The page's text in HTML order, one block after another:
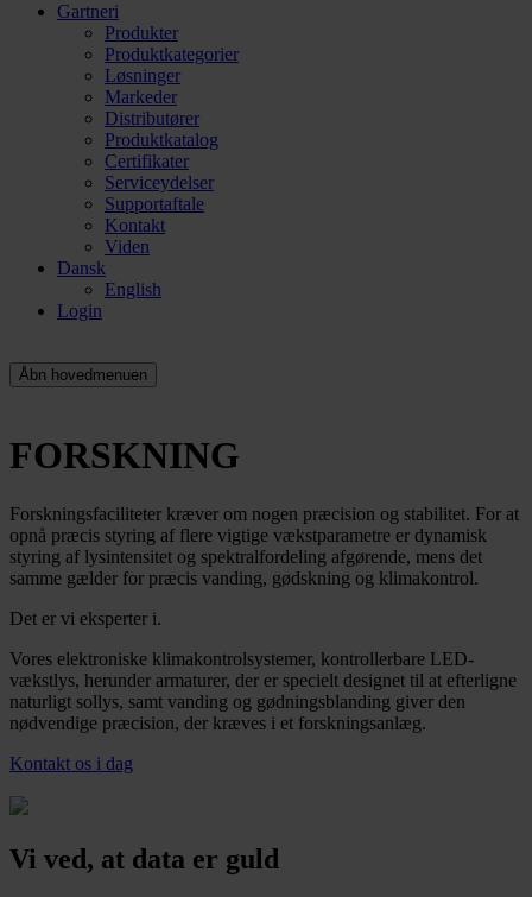
Gartneri
Produkter
Produktkategorier
Løsninger
Markeder
Distributører
Produktkatalog
Certifikater
Serviceydelser
Supportaftale
Kontakt
Viden
Dansk
English
Login
Åbn hovedmenuen
FORSKNING
Forskningsfaciliteter kræver om nogen præcision og stabilitet. For at
opnå præcis styring af flere vigtige vækstparametre er dynamisk
styring af lysintensitet og spektralfordeling afgørende, mens det
samme gælder for præcis vanding, gødskning og klimakontrol.
Det er vi eksperter i.
Vores elektroniske klimakontrolsystemer, kontrollerbare LED-
vækstlys, herunder armaturer, der er specielt designet til at efterligne
naturligt sollys, samt vanding og gødningsblanding giver den
nødvendige præcision, der kræves i et forskningsanlæg.
Kontakt os i dag
Vi ved, at data er guld